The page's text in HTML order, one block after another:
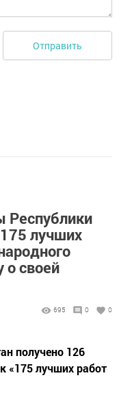
Отправить
Республики
лучших
о своей
695 0 0
получено 126
«175 лучших работ